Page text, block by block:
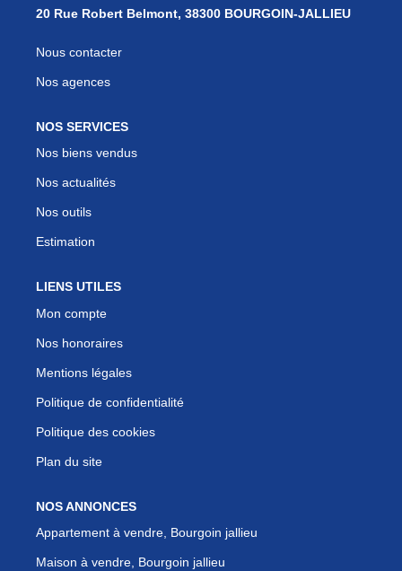
20 Rue Robert Belmont, 38300 BOURGOIN-JALLIEU
Nous contacter
Nos agences
NOS SERVICES
Nos biens vendus
Nos actualités
Nos outils
Estimation
LIENS UTILES
Mon compte
Nos honoraires
Mentions légales
Politique de confidentialité
Politique des cookies
Plan du site
NOS ANNONCES
Appartement à vendre, Bourgoin jallieu
Maison à vendre, Bourgoin jallieu